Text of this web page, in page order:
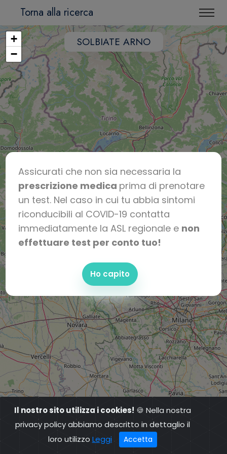
Assicurati che non sia necessaria la
prescrizione medica prima di prenotare
un test. Nel caso in cui tu abbia sintomi
riconducibili al COVID-19 contatta
immediatamente la ASL regionale e non
effettuare test per conto tuo!
Ho capito
Torna alla ricerca
SOLBIATE ARNO
+
−
Il nostro sito utilizza i cookies! 🍪 Nella nostra
privacy policy abbiamo descritto in dettaglio il
loro utilizzo Leggi Accetta